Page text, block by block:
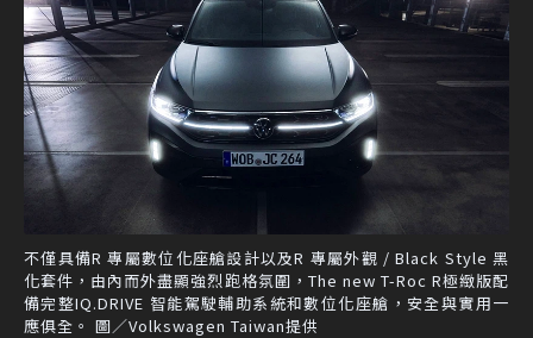
不僅具備R 專屬數位化座艙設計以及R 專屬外觀 / Black Style 黑
化套件，由內而外盡顯強烈跑格氛圍，The new T-Roc R極緻版配
備完整IQ.DRIVE 智能駕駛輔助系統和數位化座艙，安全與實用一
應俱全。 圖／Volkswagen Taiwan提供